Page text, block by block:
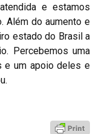
e estamos
Além do aumento e
estado do Brasil a
Percebemos uma
e um apoio deles e